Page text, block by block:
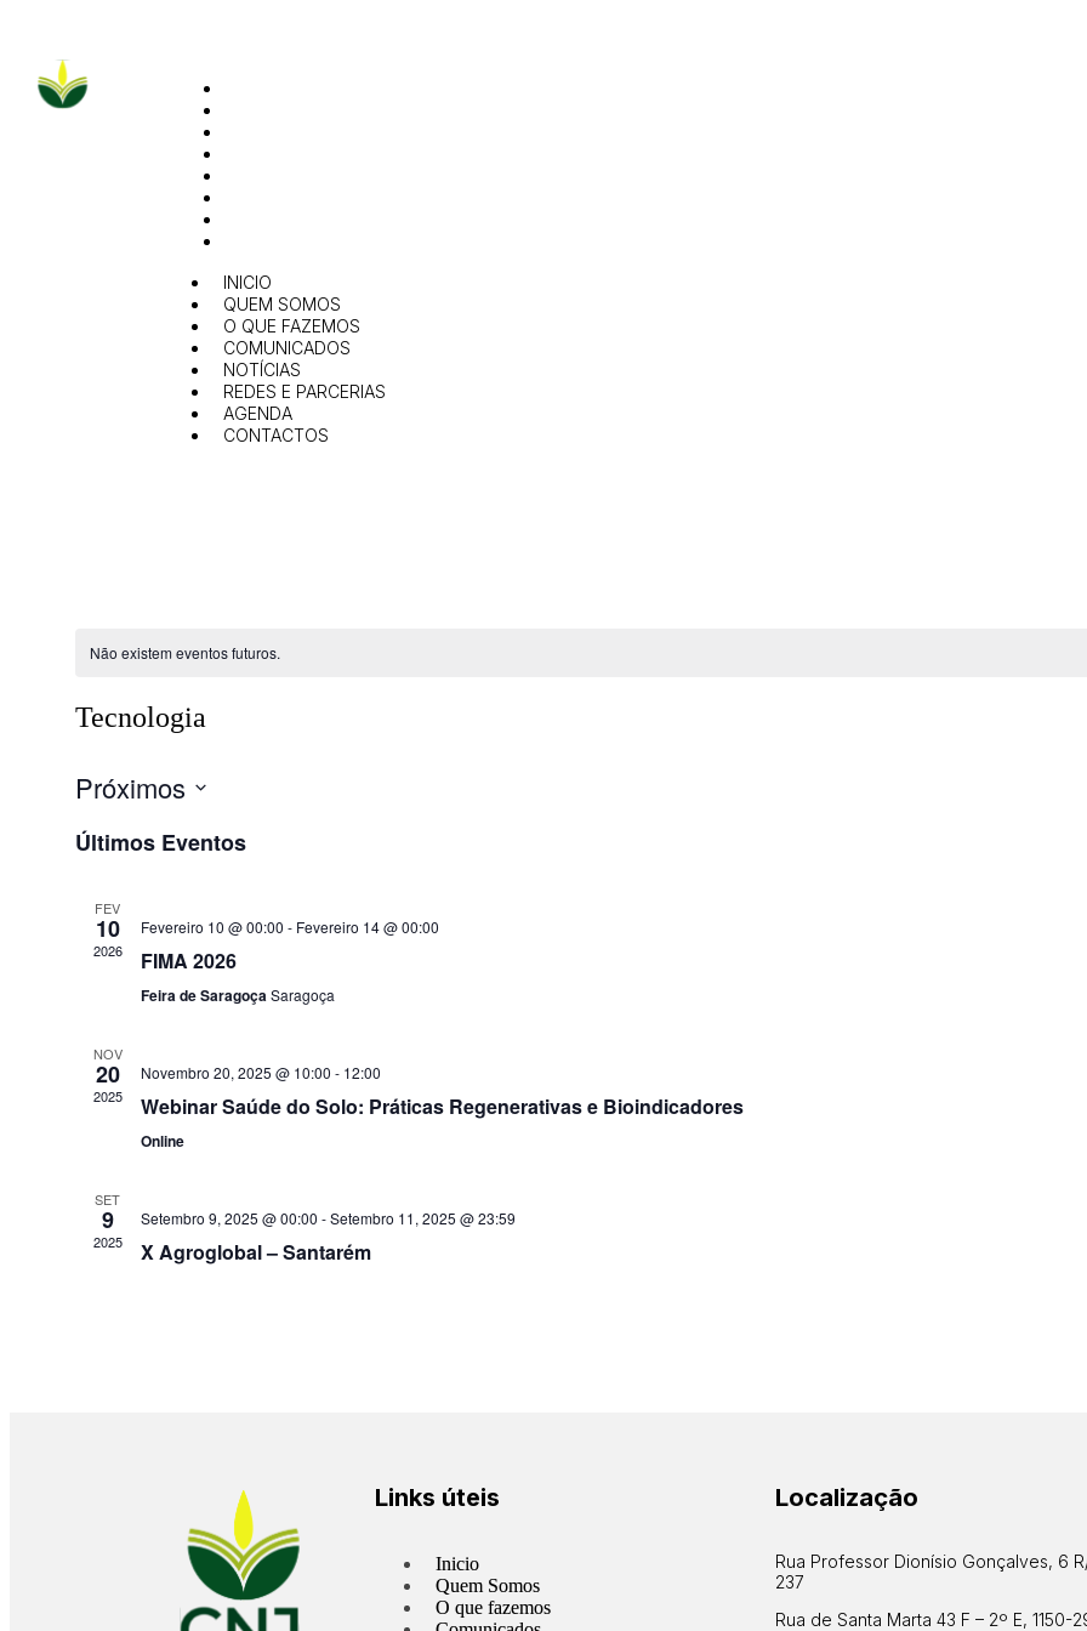
INICIO
QUEM SOMOS
O QUE FAZEMOS
COMUNICADOS
NOTÍCIAS
REDES E PARCERIAS
AGENDA
CONTACTOS
Não existem eventos futuros.
Tecnologia
Próximos
data
Últimos Eventos
FEV
10
2026
Fevereiro 10 @ 00:00 - Fevereiro 14 @ 00:00
FIMA 2026
Feira de SaragoçaSaragoça
NOV
20
2025
Novembro 20, 2025 @ 10:00 - 12:00
Webinar Saúde do Solo: Práticas Regenerativas e Bioindicadores
Online
SET
9
2025
Setembro 9, 2025 @ 00:00 -Setembro 11, 2025 @ 23:59
X Agroglobal – Santarém
Links úteis
Inicio
Quem Somos
O que fazemos
Localização
Rua Professor Dionísio Gonçalves, 6
237
Rua de Santa Marta 43 F – 2º E, 1150-